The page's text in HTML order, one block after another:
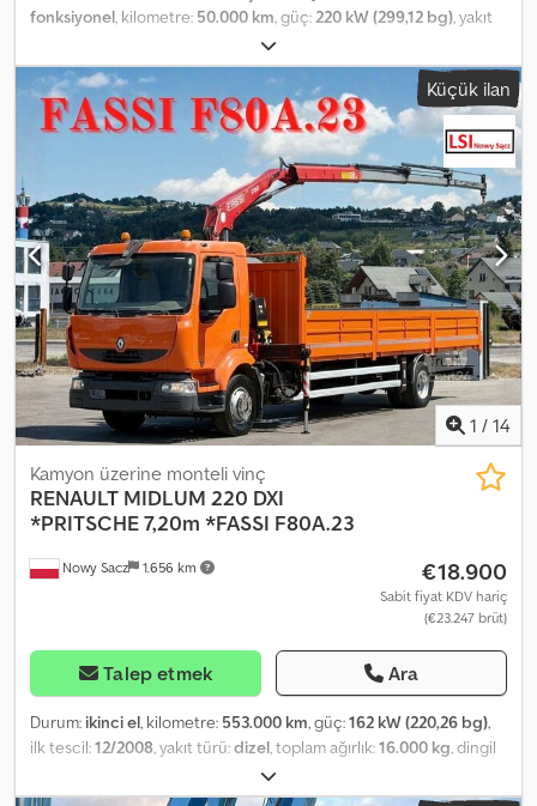
fonksiyonel , kilometre: 50.000 km , güç: 220 kW (299,12 bg) , yakıt
, azami yük ağırlığı:
beyaz, şoför kabini:gündüz kabini, vites türü:otomatik,
süspansiyon: çelik , koltuk sayısı:3 , toplam uzunluk: 13.000 mm,
Üretim yılı:2014, Donanım:klima, Renault Midlum 220 DXi / 50 bin
km! / France Elevateur 192 CPM Model Yılı: 2014 Kilometre: 50 bin
km Teknik Veriler Brüt Ağırlık: 13.000 kg Dcsdpfx Ajzrf Hkoniok
Ağırlık: 10.675 kg Yük Kapasitesi: 2.325 kg Güç: 220 HP Motor Hacmi:
4.764 cc Adblue Mekanik Süspansiyon France Elevateur 192CPM
Vinç Çalışma Menzili: 19 metre Sepet Yük Kapasitesi: 265 kg 2.000
Çalışma Saati Günlük Kabin, 3 Koltuk Otomatik Şanzıman Klima
Radyo Takograf Geri Görüş Kamerası Araç, bir Renault
showroom'unda satın alındı ve kontrol edildi. İlk günden beri tek
sahibi, %100 kazasız. Çok iyi teknik ve görsel durumda!
Küçük ilan
1 / 14
Nowy Sacz 1.656 km
Kamyon üzerine monteli vinç
RENAULT MIDLUM 220 DXI
*PRITSCHE 7,20m *FASSI F80A.23
€18.900
Sabit fiyat KDV hariç
(€23.247 brüt)
Talep etmek Ara
Durum: ikinci el, kilometre: 553.000 km, güç:162 kW (220,26 bg),
ilk tescil:12/2008, yakıt türü:dizel, toplam ağırlık:16.000 kg, dingil
, frenler:retarder
türü:mekanik, yükleme alanı uzunluğu:7.200 mm, yükleme alanı